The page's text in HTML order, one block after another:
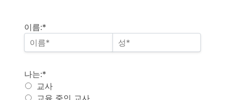
이름:*
저는
나는:*
교사